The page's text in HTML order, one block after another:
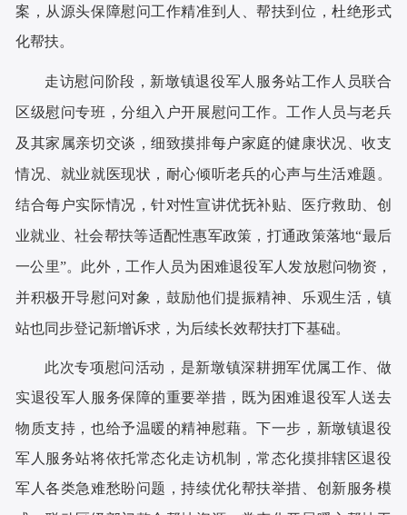
案，从源头保障慰问工作精准到人、帮扶到位，杜绝形式
化帮扶。
走访慰问阶段，新墩镇退役军人服务站工作人员联合
区级慰问专班，分组入户开展慰问工作。工作人员与老兵
及其家属亲切交谈，细致摸排每户家庭的健康状况、收支
情况、就业就医现状，耐心倾听老兵的心声与生活难题。
结合每户实际情况，针对性宣讲优抚补贴、医疗救助、创
业就业、社会帮扶等适配性惠军政策，打通政策落地“最后
一公里”。此外，工作人员为困难退役军人发放慰问物资，
并积极开导慰问对象，鼓励他们提振精神、乐观生活，镇
站也同步登记新增诉求，为后续长效帮扶打下基础。
此次专项慰问活动，是新墩镇深耕拥军优属工作、做
实退役军人服务保障的重要举措，既为困难退役军人送去
物质支持，也给予温暖的精神慰藉。下一步，新墩镇退役
军人服务站将依托常态化走访机制，常态化摸排辖区退役
军人各类急难愁盼问题，持续优化帮扶举措、创新服务模